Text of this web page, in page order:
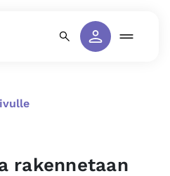
rakennetaan